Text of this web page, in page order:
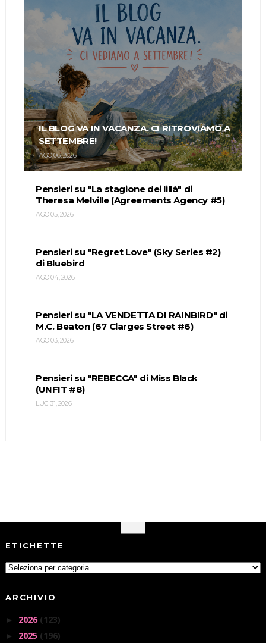
IL BLOG VA IN VACANZA. CI RITROVIAMO A
SETTEMBRE!
AGO 06, 2026
Pensieri su "La stagione dei lillà" di
Theresa Melville (Agreements Agency #5)
AGO 05, 2026
Pensieri su "Regret Love" (Sky Series #2)
di Bluebird
AGO 04, 2026
Pensieri su "LA VENDETTA DI RAINBIRD" di
M.C. Beaton (67 Clarges Street #6)
AGO 03, 2026
Pensieri su "REBECCA" di Miss Black
(UNFIT #8)
LUG 31, 2026
ETICHETTE
ARCHIVIO
► 2026 (123)
► 2025 (196)